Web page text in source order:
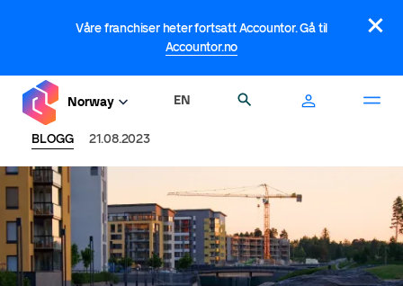
Våre franchiser heter fortsatt Accountor. Gå til
Accountor.no
×
Norway EN
BLOGG 21.08.2023